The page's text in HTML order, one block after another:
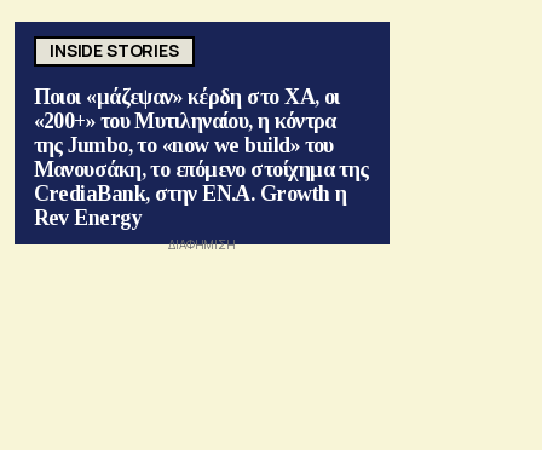
INSIDE STORIES
Ποιοι «μάζεψαν» κέρδη στο ΧΑ, οι
«200+» του Μυτιληναίου, η κόντρα
της Jumbo, το «now we build» του
Μανουσάκη, το επόμενο στοίχημα της
CrediaBank, στην ΕΝ.Α. Growth η
Rev Energy